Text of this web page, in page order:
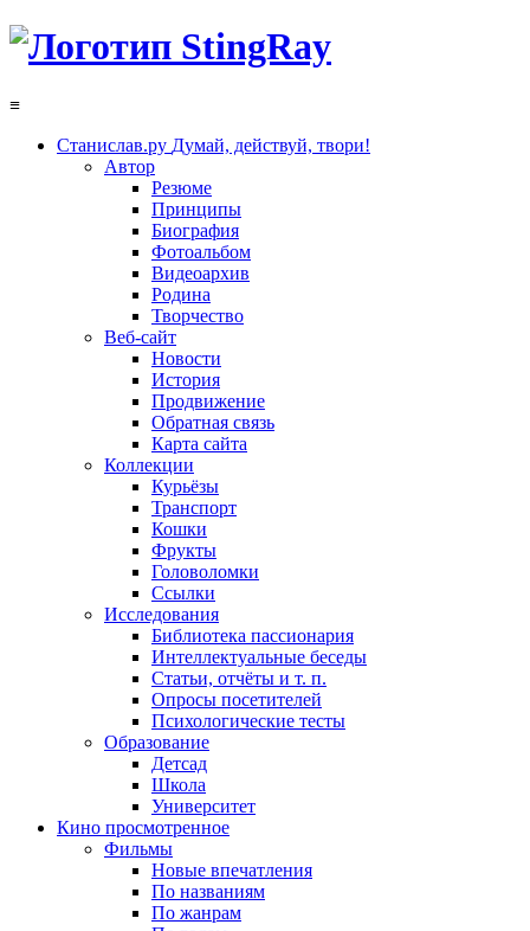
≡
Станислав.ру Думай, действуй, твори!
Автор
Резюме
Принципы
Биография
Фотоальбом
Видеоархив
Родина
Творчество
Веб-сайт
Новости
История
Продвижение
Обратная связь
Карта сайта
Коллекции
Курьёзы
Транспорт
Кошки
Фрукты
Головоломки
Ссылки
Исследования
Библиотека пассионария
Интеллектуальные беседы
Статьи, отчёты и т. п.
Опросы посетителей
Психологические тесты
Образование
Детсад
Школа
Университет
Кино просмотренное
Фильмы
Новые впечатления
По названиям
По жанрам